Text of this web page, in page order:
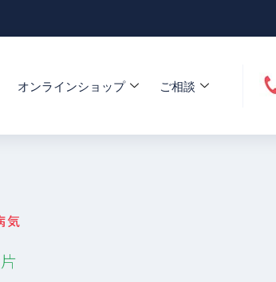
オンラインショップ ご相談
気